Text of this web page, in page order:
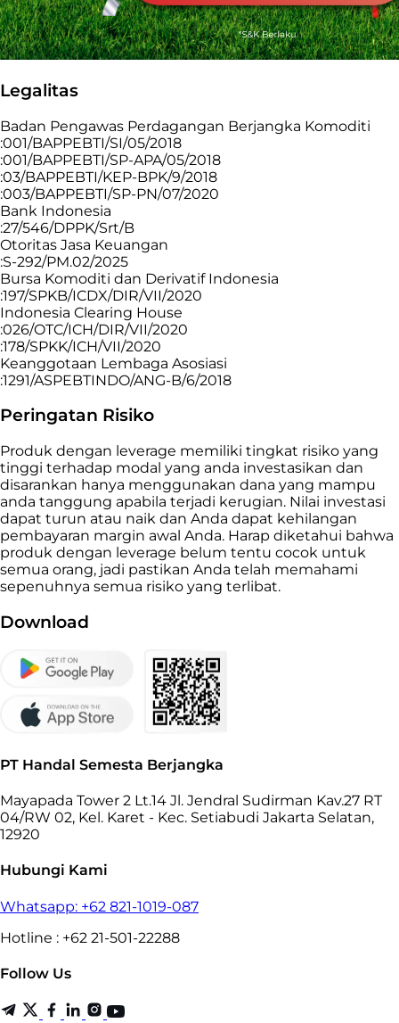
Legalitas
Badan Pengawas Perdagangan Berjangka Komoditi
:001/BAPPEBTI/SI/05/2018
:001/BAPPEBTI/SP-APA/05/2018
:03/BAPPEBTI/KEP-BPK/9/2018
:003/BAPPEBTI/SP-PN/07/2020
Bank Indonesia
:27/546/DPPK/Srt/B
Otoritas Jasa Keuangan
:S-292/PM.02/2025
Bursa Komoditi dan Derivatif Indonesia
:197/SPKB/ICDX/DIR/VII/2020
Indonesia Clearing House
:026/OTC/ICH/DIR/VII/2020
:178/SPKK/ICH/VII/2020
Keanggotaan Lembaga Asosiasi
:1291/ASPEBTINDO/ANG-B/6/2018
Peringatan Risiko
Produk dengan leverage memiliki tingkat risiko yang
tinggi terhadap modal yang anda investasikan dan
disarankan hanya menggunakan dana yang mampu
anda tanggung apabila terjadi kerugian. Nilai investasi
dapat turun atau naik dan Anda dapat kehilangan
pembayaran margin awal Anda. Harap diketahui bahwa
produk dengan leverage belum tentu cocok untuk
semua orang, jadi pastikan Anda telah memahami
sepenuhnya semua risiko yang terlibat.
Download
PT Handal Semesta Berjangka
Mayapada Tower 2 Lt.14 Jl. Jendral Sudirman Kav.27 RT
04/RW 02, Kel. Karet - Kec. Setiabudi Jakarta Selatan,
12920
Hubungi Kami
Whatsapp: +62 821-1019-087
Hotline : +62 21-501-22288
Follow Us